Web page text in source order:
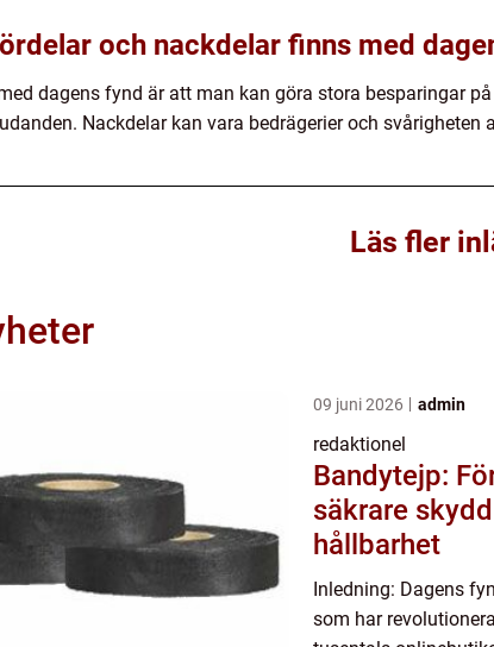
och nackdelar finns med
dagens fynd är att man kan göra stora besparingar
Nackdelar kan vara bedrägerier och
Läs fler
09 juni 2026 admin
redaktionel
Bandytejp:
säkrare
hållbarhet
Inledning: Dagens
som har